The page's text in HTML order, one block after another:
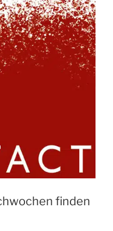
finden